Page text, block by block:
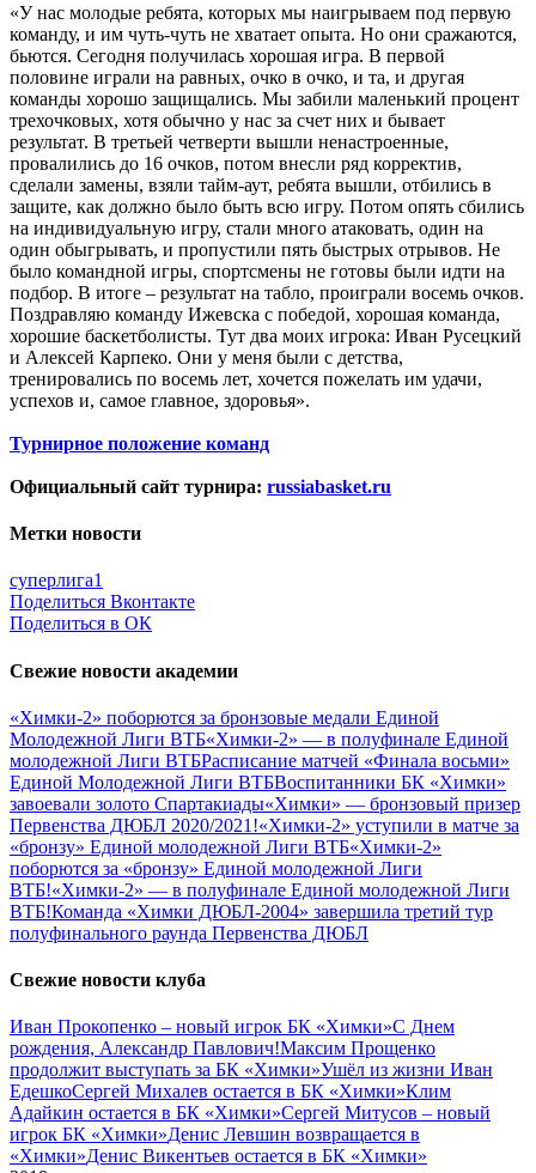
«У нас молодые ребята, которых мы наигрываем под первую
команду, и им чуть-чуть не хватает опыта. Но они сражаются,
бьются. Сегодня получилась хорошая игра. В первой
половине играли на равных, очко в очко, и та, и другая
команды хорошо защищались. Мы забили маленький процент
трехочковых, хотя обычно у нас за счет них и бывает
результат. В третьей четверти вышли ненастроенные,
провалились до 16 очков, потом внесли ряд корректив,
сделали замены, взяли тайм-аут, ребята вышли, отбились в
защите, как должно было быть всю игру. Потом опять сбились
на индивидуальную игру, стали много атаковать, один на
один обыгрывать, и пропустили пять быстрых отрывов. Не
было командной игры, спортсмены не готовы были идти на
подбор. В итоге – результат на табло, проиграли восемь очков.
Поздравляю команду Ижевска с победой, хорошая команда,
хорошие баскетболисты. Тут два моих игрока: Иван Русецкий
и Алексей Карпеко. Они у меня были с детства,
тренировались по восемь лет, хочется пожелать им удачи,
успехов и, самое главное, здоровья».
Турнирное положение команд
Официальный сайт турнира: russiabasket.ru
Метки новости
суперлига1
Поделиться Вконтакте
Поделиться в ОК
Свежие новости академии
«Химки-2» поборются за бронзовые медали Единой
Молодежной Лиги ВТБ«Химки-2» — в полуфинале Единой
молодежной Лиги ВТБРасписание матчей «Финала восьми»
Единой Молодежной Лиги ВТБВоспитанники БК «Химки»
завоевали золото Спартакиады«Химки» — бронзовый призер
Первенства ДЮБЛ 2020/2021!«Химки-2» уступили в матче за
«бронзу» Единой молодежной Лиги ВТБ«Химки-2»
поборются за «бронзу» Единой молодежной Лиги
ВТБ!«Химки-2» — в полуфинале Единой молодежной Лиги
ВТБ!Команда «Химки ДЮБЛ-2004» завершила третий тур
полуфинального раунда Первенства ДЮБЛ
Свежие новости клуба
Иван Прокопенко – новый игрок БК «Химки»С Днем
рождения, Александр Павлович!Максим Прощенко
продолжит выступать за БК «Химки»Ушёл из жизни Иван
ЕдешкоСергей Михалев остается в БК «Химки»Клим
Адайкин остается в БК «Химки»Сергей Митусов – новый
игрок БК «Химки»Денис Левшин возвращается в
«Химки»Денис Викентьев остается в БК «Химки»